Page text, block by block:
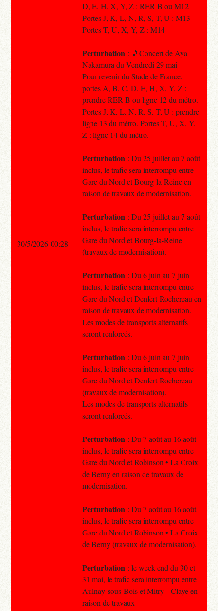
D, E, H, X, Y, Z : RER B ou M12
Portes J, K, L, N, R, S, T, U : M13
Portes T, U, X, Y, Z : M14
Perturbation : 🎵Concert de Aya
Nakamura du Vendredi 29 mai
Pour revenir du Stade de France,
portes A, B, C, D, E, H, X, Y, Z :
prendre RER B ou ligne 12 du métro.
Portes J, K, L, N, R, S, T, U : prendre
ligne 13 du métro. Portes T, U, X, Y,
Z : ligne 14 du métro.
Perturbation : Du 25 juillet au 7 août
inclus, le trafic sera interrompu entre
Gare du Nord et Bourg-la-Reine en
raison de travaux de modernisation.
Perturbation : Du 25 juillet au 7 août
inclus, le trafic sera interrompu entre
Gare du Nord et Bourg-la-Reine
(travaux de modernisation).
Perturbation : Du 6 juin au 7 juin
inclus, le trafic sera interrompu entre
Gare du Nord et Denfert-Rochereau en
raison de travaux de modernisation.
Les modes de transports alternatifs
seront renforcés.
Perturbation : Du 6 juin au 7 juin
inclus, le trafic sera interrompu entre
Gare du Nord et Denfert-Rochereau
(travaux de modernisation).
Les modes de transports alternatifs
seront renforcés.
Perturbation : Du 7 août au 16 août
inclus, le trafic sera interrompu entre
Gare du Nord et Robinson • La Croix
de Berny en raison de travaux de
modernisation.
Perturbation : Du 7 août au 16 août
inclus, le trafic sera interrompu entre
Gare du Nord et Robinson • La Croix
de Berny (travaux de modernisation).
Perturbation : le week-end du 30 et
31 mai, le trafic sera interrompu entre
Aulnay-sous-Bois et Mitry – Claye en
raison de travaux
30/5/2026 00:28